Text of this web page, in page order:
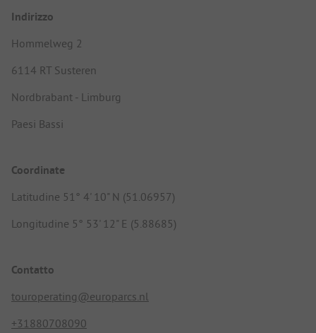
Indirizzo
Hommelweg 2
6114 RT Susteren
Nordbrabant - Limburg
Paesi Bassi
Coordinate
Latitudine 51° 4' 10" N (51.06957)
Longitudine 5° 53' 12" E (5.88685)
Contatto
touroperating@europarcs.nl
+31880708090